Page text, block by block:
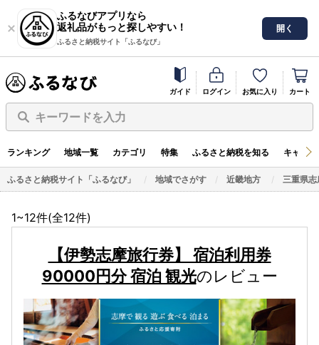
ふるなびアプリなら
返礼品がもっと探しやすい！
ふるさと納税サイト「ふるなび」
開く
ガイド ログイン お気に入り カート
キーワードを入力
ランキング 地域一覧 カテゴリ 特集 ふるさと納税を知る キャン
ふるさと納税サイト「ふるなび」 地域でさがす 近畿地方 三重県志
1~12件(全12件)
【伊勢志摩旅行券】 宿泊利用券
90000円分 宿泊 観光のレビュー